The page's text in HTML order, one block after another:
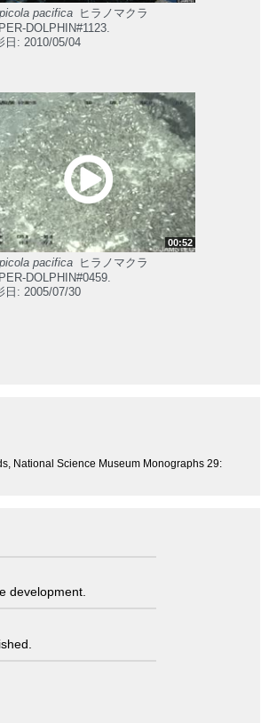
pacifica
ヒラノマクラ
DOLPHIN#1123.
日: 2010/05/04
00:52
pacifica
ヒラノマクラ
DOLPHIN#0459.
日: 2005/07/30
National Science Museum Monographs 29:
development.